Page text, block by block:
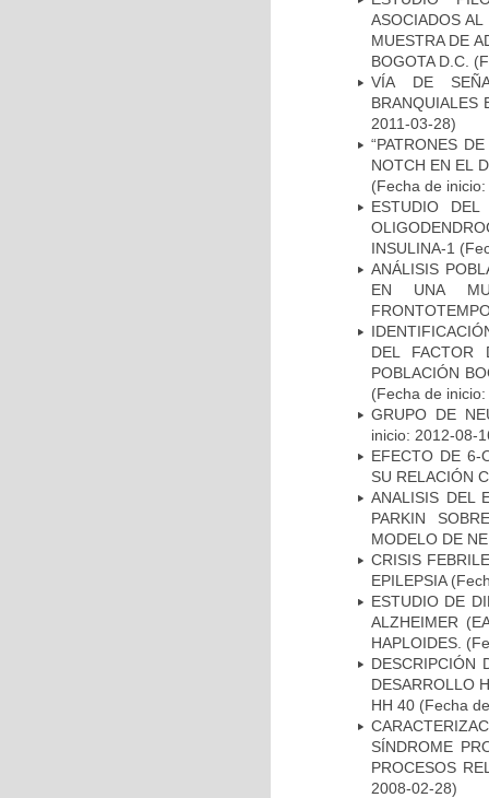
ASOCIADOS
MUESTRA DE
BOGOTA D.C.
VÍA DE
BRANQUIALES
2011-03-28)
“PATRONES
NOTCH EN EL
(Fecha de
ESTUDIO
INSULINA-1
ANÁLISIS
EN UNA
DEL FACTOR
POBLACIÓN
(Fecha de
GRUPO DE
inicio: 2012-08-
EFECTO DE 6-
SU RELACIÓN
ANALISIS DEL
PARKIN
MODELO DE
CRISIS
EPILEPSIA
ESTUDIO DE
ALZHEIMER
HAPLOIDES.
DESCRIPCIÓN
DESARROLLO
HH 40 (Fecha
SÍNDROME
PROCESOS
2008-02-28)